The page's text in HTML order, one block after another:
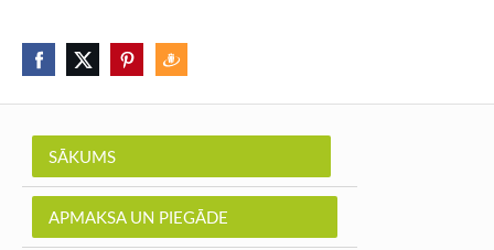
SĀKUMS
APMAKSA UN PIEGĀDE